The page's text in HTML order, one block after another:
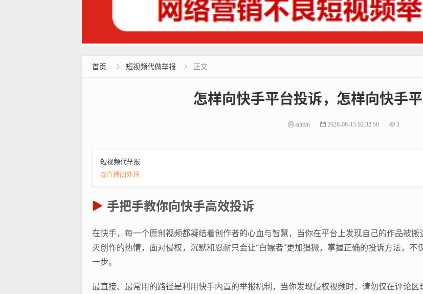
首页  短视频代做举报  正文
怎样向快手平台投诉，怎样向快手
admin 2026-06-15 02:32:50 3
短视频代举报
@直播间处理
手把手教你向快手高效投诉
在快手，每一个原创视频都凝结着创作者的心血与智慧，当你在平台上发现自己的作品被
灭创作的热情，面对侵权，沉默和忍耐只会让“白嫖者”更加猖獗，掌握正确的投诉方法，
一步。
最直接、最常用的路径是利用快手内置的举报机制，当你发现侵权视频时，请勿仅在评论